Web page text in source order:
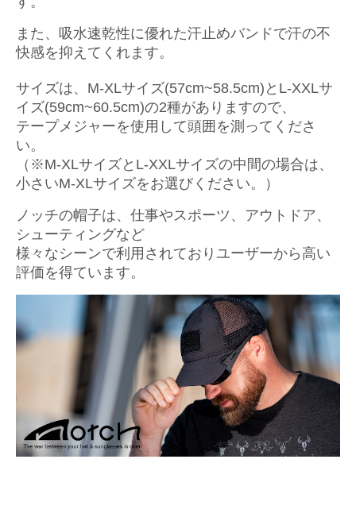
また、吸水速乾性に優れた汗止めバンドで汗の不
快感を抑えてくれます。
サイズは、M-XLサイズ(57cm~58.5cm)とL-XXLサ
イズ(59cm~60.5cm)の2種がありますので、
テープメジャーを使用して頭囲を測ってくださ
い。
（※M-XLサイズとL-XXLサイズの中間の場合は、
小さいM-XLサイズをお選びください。）
ノッチの帽子は、仕事やスポーツ、アウトドア、
シューティングなど
様々なシーンで利用されておりユーザーから高い
評価を得ています。